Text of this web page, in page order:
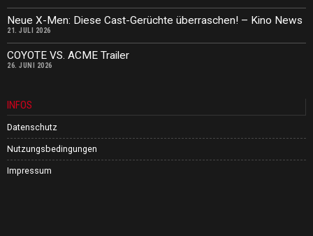
Neue X-Men: Diese Cast-Gerüchte überraschen! – Kino News
21. JULI 2026
COYOTE VS. ACME Trailer
26. JUNI 2026
INFOS
Datenschutz
Nutzungsbedingungen
Impressum